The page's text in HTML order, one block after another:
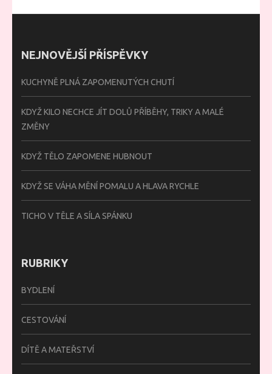
NEJNOVĚJŠÍ PŘÍSPĚVKY
KUCHYNĚ PLNÁ ZAPOMENUTÝCH CHUTÍ
KDYŽ KILO NECHCE JÍT DOLŮ PŘÍBĚHY, TRIKY A MALÉ
ZMĚNY
KDYŽ TĚLO ZAPOMENE HUBNOUT
KDYŽ SE VÁHA MĚNÍ POMALU A HLAVA RYCHLE
TICHO V TĚLE A SÍLA SPÁNKU
RUBRIKY
BYDLENÍ
CESTOVÁNÍ
DÍTĚ A MATEŘSTVÍ